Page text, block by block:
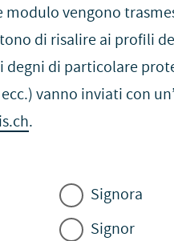
modulo vengono
di risalire ai profili
di particolare
vanno inviati con
.
Signora
Signor